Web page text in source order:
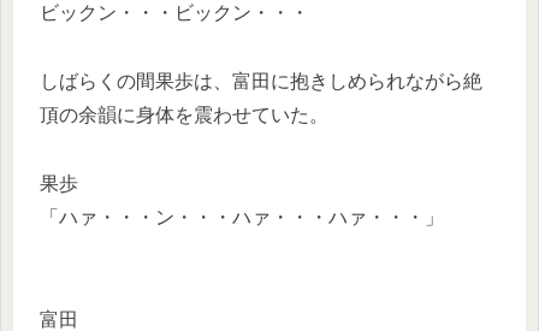
ビックン・・・ビックン・・・
しばらくの間果歩は、富田に抱きしめられながら絶
頂の余韻に身体を震わせていた。
果歩
「ハァ・・・ン・・・ハァ・・・ハァ・・・」
富田